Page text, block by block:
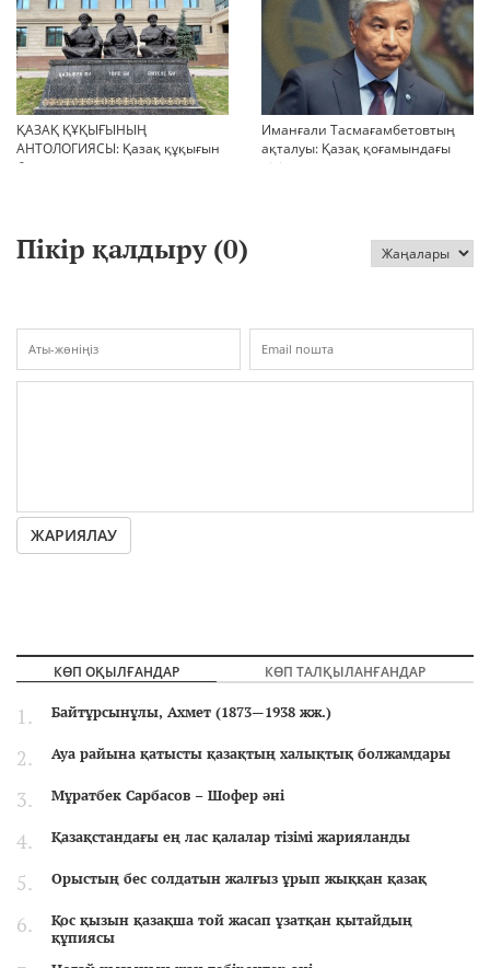
ҚАЗАҚ ҚҰҚЫҒЫНЫҢ
АНТОЛОГИЯСЫ: Қазақ құқығын
бағалау тарихы туралы
Иманғали Тасмағамбетовтың
ақталуы: Қазақ қоғамындағы
пікірталастар
Пікір қалдыру (0)
ЖАРИЯЛАУ
КӨП ОҚЫЛҒАНДАР КӨП ТАЛҚЫЛАНҒАНДАР
Байтұрсынұлы, Ахмет (1873—1938 жж.)
Ауа райына қатысты қазақтың халықтық болжамдары
Мұратбек Сарбасов – Шофер әні
Қазақстандағы ең лас қалалар тізімі жарияланды
Орыстың бес солдатын жалғыз ұрып жыққан қазақ
Қос қызын қазақша той жасап ұзатқан қытайдың
құпиясы